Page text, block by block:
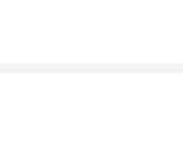
돌려 우리 주변의 건